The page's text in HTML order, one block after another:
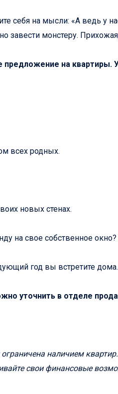
себя на мысли: «А ведь
монстеру.
на квартиры.
всех родных.
новых стенах.
на свое собственное
год вы встретите
уточнить в отделе
наличием
свои финансовые